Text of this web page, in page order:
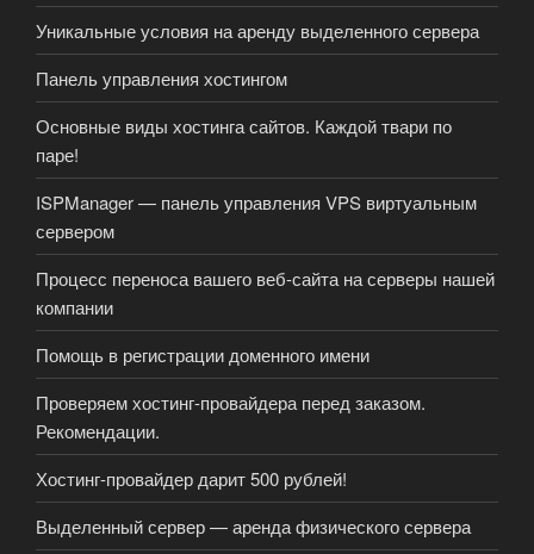
Уникальные условия на аренду выделенного сервера
Панель управления хостингом
Основные виды хостинга сайтов. Каждой твари по
паре!
ISPManager — панель управления VPS виртуальным
сервером
Процесс переноса вашего веб-сайта на серверы нашей
компании
Помощь в регистрации доменного имени
Проверяем хостинг-провайдера перед заказом.
Рекомендации.
Хостинг-провайдер дарит 500 рублей!
Выделенный сервер — аренда физического сервера